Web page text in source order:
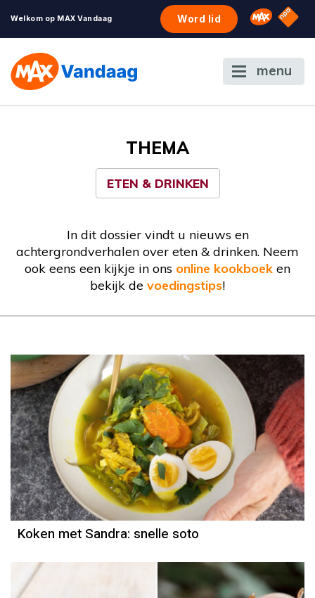
Welkom op MAX Vandaag Word lid Omroep
NPO
menu
THEMA
ETEN & DRINKEN
In dit dossier vindt u nieuws en
achtergrondverhalen over eten & drinken. Neem
ook eens een kijkje in ons online kookboek en
bekijk de voedingstips!
Koken met Sandra: snelle soto